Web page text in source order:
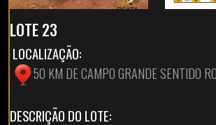
LOTE 23
LOCALIZAÇÃO:
50 KM DE CAMPO GRANDE SENTIDO
DESCRIÇÃO DO LOTE: